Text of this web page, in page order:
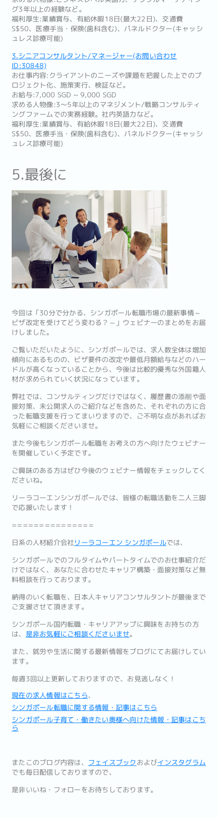
グ3年以上の経験など。
福利厚生:業績賞与、有給休暇18日(最大22日)、交通費
S$50、医療手当・保険(歯科含む)、パネルドクター(キャッシ
ュレス診療可能)
3.シニアコンサルタント/マネージャー(お問い合わせ
ID:30848)
お仕事内容:クライアントのニーズや課題を把握した上でのプ
ロジェクト化、施策実行、検証など。
お給与:7,000 SGD ~ 9,000 SGD
求める人物像:3〜5年以上のマネジメント/戦略コンサルティ
ングファームでの実務経験。社内英語力など。
福利厚生:業績賞与、有給休暇18日(最大22日)、交通費
S$50、医療手当・保険(歯科含む)、パネルドクター(キャッシ
ュレス診療可能)
5.最後に
今回は「30分で分かる、シンガポール転職市場の最新事情～
ビザ改定を受けてどう変わる？～」ウェビナーのまとめをお届
けしました。
ご覧いただいたように、シンガポールでは、求人数全体は増加
傾向にあるものの、ビザ要件の改定や最低月額給与などのハー
ドルが高くなっていることから、今後は比較的優秀な外国籍人
材が求められていく状況になっています。
弊社では、コンサルティングだけではなく、履歴書の添削や面
接対策、未公開求人のご紹介などを含めた、それぞれの方に合
った転職支援を行ってまいりますので、ご不明な点があればお
気軽にご相談くださいませ。
また今後もシンガポール転職をお考えの方へ向けたウェビナー
を開催していく予定です。
ご興味のある方はぜひ今後のウェビナー情報をチェックしてく
ださいね。
リーラコーエンシンガポールでは、皆様の転職活動を二人三脚
で応援いたします！
===============
日系の人材紹介会社リーラコーエン シンガポールでは、
シンガポールでのフルタイムやパートタイムでのお仕事紹介だ
けではなく、あなたに合わせたキャリア構築・ 面接対策など無
料相談を行っております。
納得のいく転職を、 日本人キャリアコンサルタントが最後まで
ご支援させて頂きます。
シンガポール国内転職・キャリアアップに興味をお持ちの方
は、 是非お気軽にご相談くださいませ。
また、就労や生活に関する最新情報をブログにてお届けしてい
ます。
毎週3回以上更新しておりますので、お見逃しなく！
現在の求人情報はこちら、
シンガポール転職に関する情報・記事はこちら
シンガポール子育て・働きたい奥様へ向けた情報・記事はこち
ら
またこのブログ内容は、 フェイスブック およびインスタグラム
でも毎日配信しておりますので、
是非いいね・フォローをお待ちしております。